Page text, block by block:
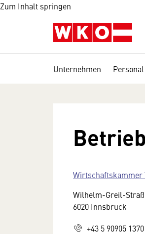
Zum Inhalt springen
Unternehmen Personal
Wirtschaftskammer
Wilhelm-Greil-
6020 Innsbruck
+43 5 90905 1370